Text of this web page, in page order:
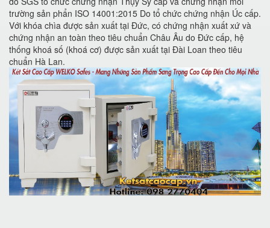
trường sản phẩn ISO 14001:2015 Do tổ chức chứng nhận Úc cấp.
Với khóa chìa được sản xuất tại Đức, có chứng nhận xuất xứ và
chứng nhận an toàn theo tiêu chuẩn Châu Âu do Đức cấp, hệ
thống khoá số (khoá cơ) được sản xuất tại Đài Loan theo tiêu
chuẩn Hà Lan.